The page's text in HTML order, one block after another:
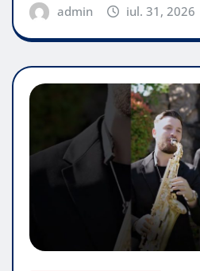
admin iul. 31, 2026